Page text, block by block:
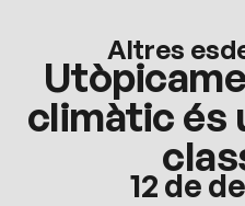
Altres
climàtic és
12 de